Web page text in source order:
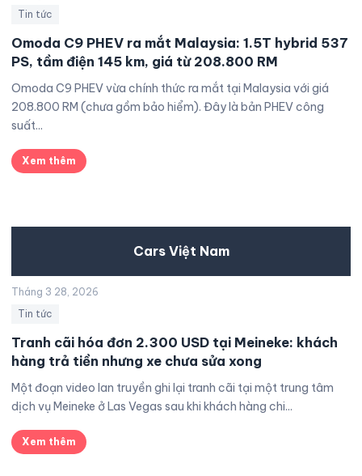
Tin tức
Omoda C9 PHEV ra mắt Malaysia: 1.5T hybrid 537
PS, tầm điện 145 km, giá từ 208.800 RM
Omoda C9 PHEV vừa chính thức ra mắt tại Malaysia với giá
208.800 RM (chưa gồm bảo hiểm). Đây là bản PHEV công
suất...
Xem thêm
Cars Việt Nam
Tháng 3 28, 2026
Tin tức
Tranh cãi hóa đơn 2.300 USD tại Meineke: khách
hàng trả tiền nhưng xe chưa sửa xong
Một đoạn video lan truyền ghi lại tranh cãi tại một trung tâm
dịch vụ Meineke ở Las Vegas sau khi khách hàng chi...
Xem thêm